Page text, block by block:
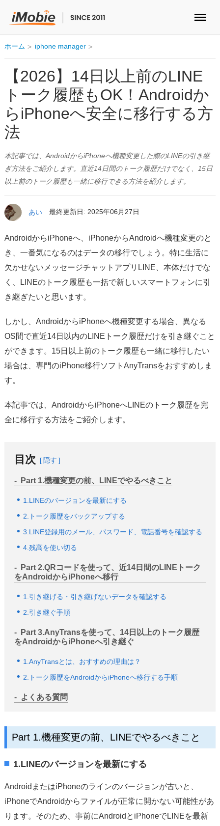
ロック解除&データ復元
データ転送
マルチメディア
便利ツール
ソリューション
ストア
言語選択
ホーム iphone manager
【2026】14日以上前のLINE
トーク履歴もOK！Androidか
らiPhoneへ安全に移行する方
法
本記事では、AndroidからiPhoneへ機種変更した際のLINEの引き継
ぎ方法をご紹介します。直近14日間のトーク履歴だけでなく、15日
以上前のトーク履歴も一緒に移行できる方法を紹介します。
あい 最終更新日: 2025年06月27日
AndroidからiPhoneへ、iPhoneからAndroidへ機種変更のと
き、一番気になるのはデータの移行でしょう。特に生活に
欠かせないメッセージチャットアプリLINE、本体だけでな
く、LINEのトーク履歴も一括で新しいスマートフォンに引
き継ぎたいと思います。
しかし、AndroidからiPhoneへ機種変更する場合、異なる
OS間で直近14日以内のLINEトーク履歴だけを引き継ぐこと
ができます。15日以上前のトーク履歴も一緒に移行したい
場合は、専門のiPhone移行ソフトAnyTransをおすすめしま
す。
本記事では、AndroidからiPhoneへLINEのトーク履歴を完
全に移行する方法をご紹介します。
目次 隠す
Part 1.機種変更の前、LINEでやるべきこと
1.LINEのバージョンを最新にする
2.トーク履歴をバックアップする
3.LINE登録用のメール、パスワード、電話番号を確認する
4.残高を使い切る
Part 2.QRコードを使って、近14日間のLINEトーク
をAndroidからiPhoneへ移行
1.引き継げる・引き継げないデータを確認する
2.引き継ぐ手順
Part 3.AnyTransを使って、14日以上のトーク履歴
をAndroidからiPhoneへ引き継ぐ
1.AnyTransとは、おすすめの理由は？
2.トーク履歴をAndroidからiPhoneへ移行する手順
よくある質問
Part 1.機種変更の前、LINEでやるべきこと
1.LINEのバージョンを最新にする
AndroidまたはiPhoneのラインのバージョンが古いと、
iPhoneでAndroidからファイルが正常に開かない可能性があ
ります。そのため、事前にAndroidとiPhoneでLINEを最新